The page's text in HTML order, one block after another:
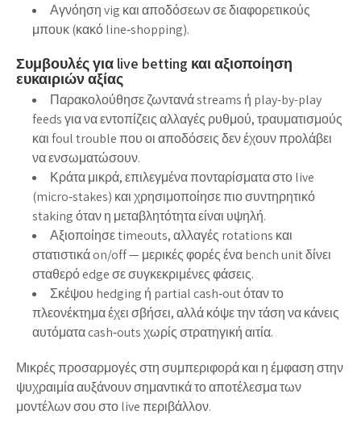
Αγνόηση vig και αποδόσεων σε διαφορετικούς
μπουκ (κακό line‑shopping).
Συμβουλές για live betting και αξιοποίηση
ευκαιριών αξίας
Παρακολούθησε ζωντανά streams ή play-by-play
feeds για να εντοπίζεις αλλαγές ρυθμού, τραυματισμούς
και foul trouble που οι αποδόσεις δεν έχουν προλάβει
να ενσωματώσουν.
Κράτα μικρά, επιλεγμένα πονταρίσματα στο live
(micro‑stakes) και χρησιμοποίησε πιο συντηρητικό
staking όταν η μεταβλητότητα είναι υψηλή.
Αξιοποίησε timeouts, αλλαγές rotations και
στατιστικά on/off — μερικές φορές ένα bench unit δίνει
σταθερό edge σε συγκεκριμένες φάσεις.
Σκέψου hedging ή partial cash‑out όταν το
πλεονέκτημα έχει σβήσει, αλλά κόψε την τάση να κάνεις
αυτόματα cash‑outs χωρίς στρατηγική αιτία.
Μικρές προσαρμογές στη συμπεριφορά και η έμφαση στην
ψυχραιμία αυξάνουν σημαντικά το αποτέλεσμα των
μοντέλων σου στο live περιβάλλον.